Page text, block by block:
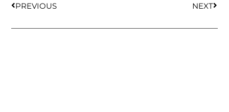
PREVIOUS NEXT